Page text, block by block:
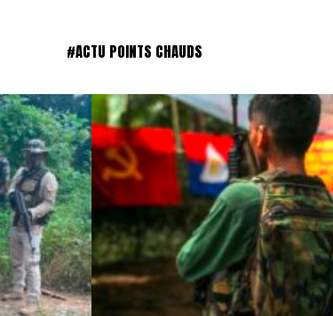
#ACTU POINTS CHAUDS